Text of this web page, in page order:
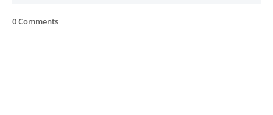
0 Comments